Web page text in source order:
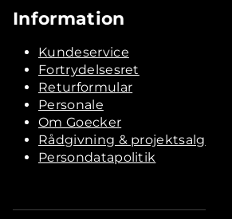
Information
Kundeservice
Fortrydelsesret
Returformular
Personale
Om Goecker
Rådgivning & projektsalg
Persondatapolitik